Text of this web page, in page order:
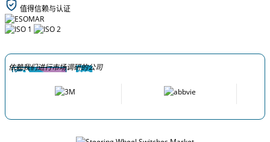
值得信赖与认证
依赖我们进行市场调研的公司